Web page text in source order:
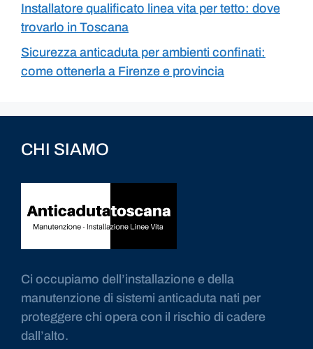
Installatore qualificato linea vita per tetto: dove
trovarlo in Toscana
Sicurezza anticaduta per ambienti confinati:
come ottenerla a Firenze e provincia
CHI SIAMO
Ci occupiamo dell’installazione e della
manutenzione di sistemi anticaduta nati per
proteggere chi opera con il rischio di cadere
dall’alto.